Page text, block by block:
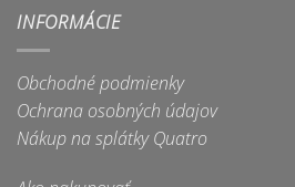
INFORMÁCIE
Obchodné podmienky
Ochrana osobných údajov
Nákup na splátky Quatro